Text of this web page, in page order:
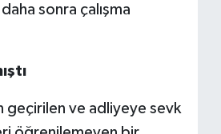
sonra çalışma
geçirilen ve adliyeye sevk